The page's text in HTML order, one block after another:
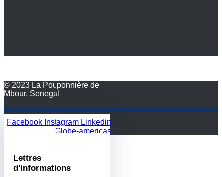
© 2023 La Pouponnière de
Mbour, Senegal
Facebook Instagram Linkedin
Globe-americas
Lettres
d'informations